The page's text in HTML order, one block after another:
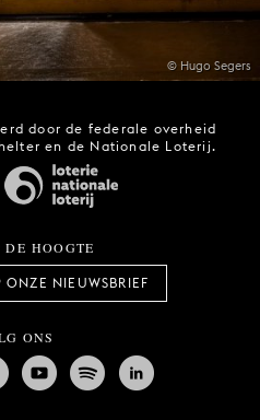
© Hugo Segers
door de federale overheid
en de Nationale Loterij.
DE HOOGTE
NIEUWSBRIEF
ONS